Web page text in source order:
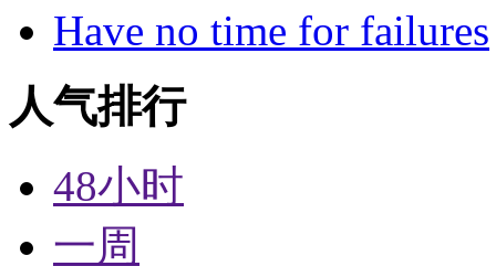
Have no time for failures
人气排行
48小时
一周